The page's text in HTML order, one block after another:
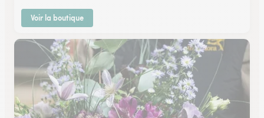
Voir la boutique